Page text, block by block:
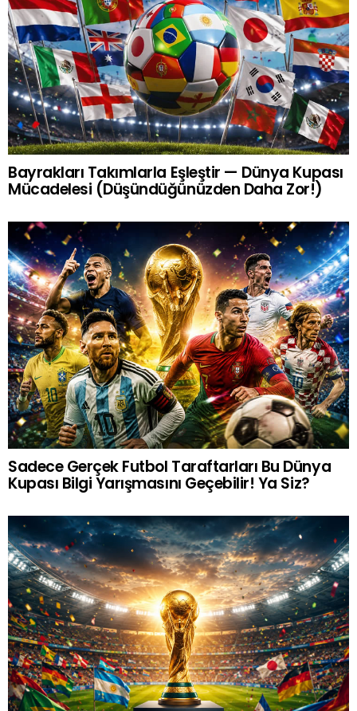
Bayrakları Takımlarla Eşleştir — Dünya Kupası
Mücadelesi (Düşündüğünüzden Daha Zor!)
Sadece Gerçek Futbol Taraftarları Bu Dünya
Kupası Bilgi Yarışmasını Geçebilir! Ya Siz?